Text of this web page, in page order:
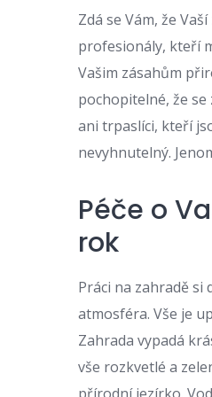
Zdá se Vám, že
profesionály, kteří
Vašim zásahům
pochopitelné, že se
ani trpaslíci, kteří
nevyhnutelný.
Péče o
rok
Práci na zahradě si
atmosféra. Vše je
Zahrada vypadá
vše rozkvetlé a